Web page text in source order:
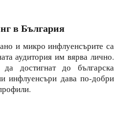
в България
и микро инфлуенсърите са
аудитория им вярва лично.
достигнат до българска
инфлуенсъри дава по-добри